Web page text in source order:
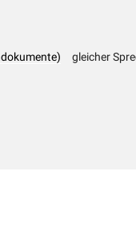
gleicher